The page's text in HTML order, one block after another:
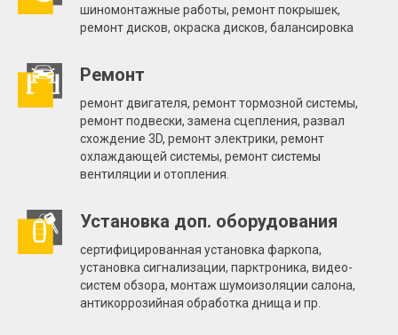
шиномонтажные работы, ремонт покрышек,
ремонт дисков, окраска дисков, балансировка
Ремонт
ремонт двигателя, ремонт тормозной системы,
ремонт подвески, замена сцепления, развал
схождение 3D, ремонт электрики, ремонт
охлаждающей системы, ремонт системы
вентиляции и отопления.
Установка доп. оборудования
сертифицированная установка фаркопа,
установка сигнализации, парктроника, видео-
систем обзора, монтаж шумоизоляции салона,
антикоррозийная обработка днища и пр.